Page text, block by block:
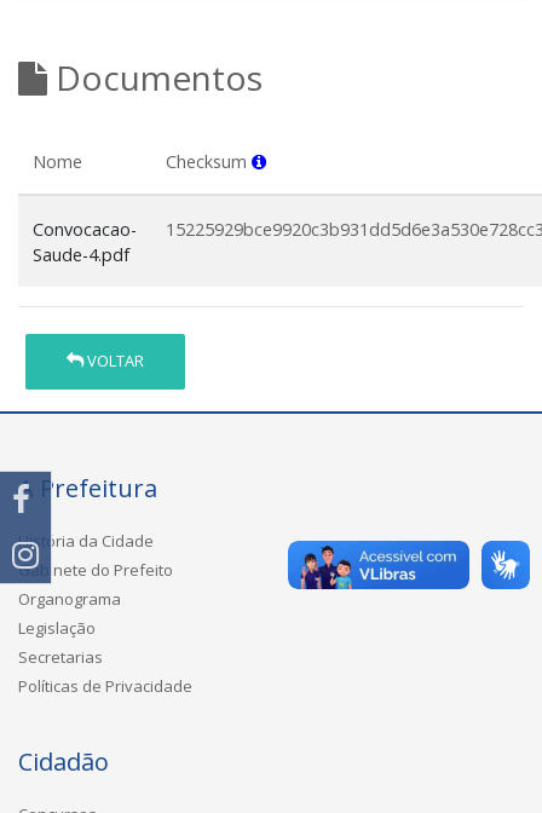
Documentos
Nome Checksum
Convocacao-
Saude-4.pdf
VOLTAR
A Prefeitura
História da Cidade
Gabinete do Prefeito
Organograma
Legislação
Secretarias
Políticas de Privacidade
Cidadão